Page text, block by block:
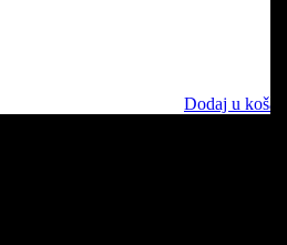
Dodaj u